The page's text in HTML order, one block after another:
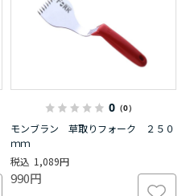
0（0）
モンブラン 草取りフォーク ２５０
ｍｍ
1,089円
990円